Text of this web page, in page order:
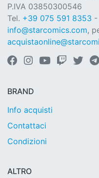
P.IVA 03850300546
Tel. +39 075 591 8353 -
info@starcomics.com,
BRAND
Info acquisti
Contattaci
Condizioni
ALTRO